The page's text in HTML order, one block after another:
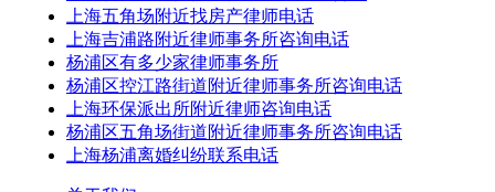
上海五角场附近找房产律师电话
上海吉浦路附近律师事务所咨询电话
杨浦区有多少家律师事务所
杨浦区控江路街道附近律师事务所咨询电话
上海环保派出所附近律师咨询电话
杨浦区五角场街道附近律师事务所咨询电话
上海杨浦离婚纠纷联系电话